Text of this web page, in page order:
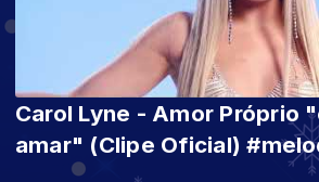
Carol Lyne - Amor Próprio
amar" (Clipe